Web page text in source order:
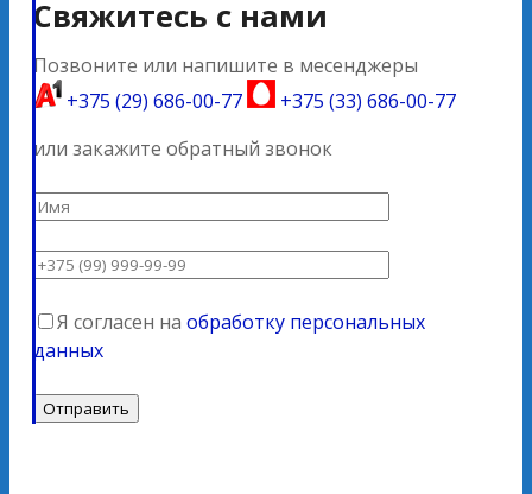
Свяжитесь с нами
Позвоните или напишите в месенджеры
+375 (29) 686-00-77
+375 (33) 686-00-77
или закажите обратный звонок
Я согласен на обработку персональных
данных